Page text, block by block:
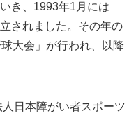
き、1993年1月には
されました。その年の
大会」が行われ、以降
日本障がい者スポーツ